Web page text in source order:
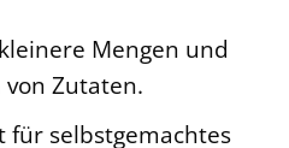
Mengen und
von Zutaten.
für selbstgemachtes